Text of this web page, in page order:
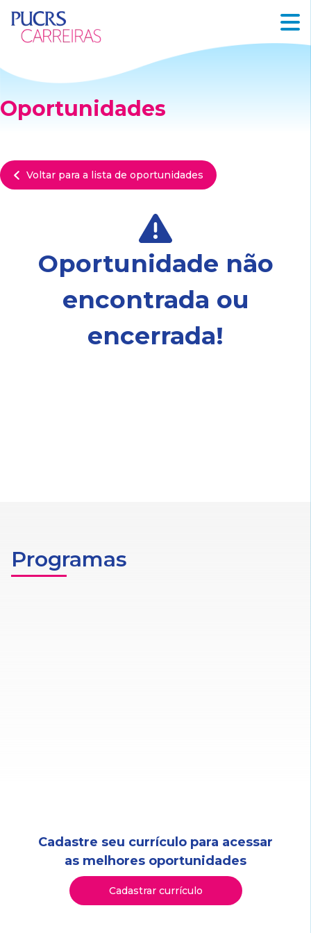
Oportunidades
Voltar para a lista de oportunidades
Oportunidade não
encontrada ou
encerrada!
Programas
Cadastre seu currículo para acessar
as melhores oportunidades
Cadastrar currículo